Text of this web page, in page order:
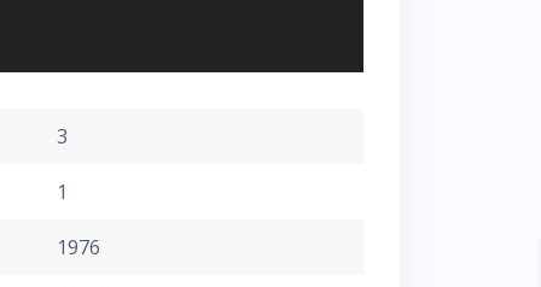
3
1
1976